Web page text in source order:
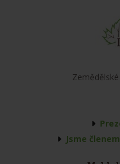
Jsme